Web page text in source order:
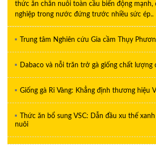
thức ăn chăn nuôi toàn cầu biến động mạnh,
nghiệp trong nước đứng trước nhiều sức ép..
Trung tâm Nghiên cứu Gia cầm Thụy
Dabaco và nỗi trăn trở gà giống chất lượng
Giống gà Ri Vàng: Khẳng định thương hiệu
Thức ăn bổ sung VSC: Dẫn đầu xu thế
nuôi